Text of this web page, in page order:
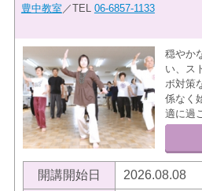
豊中教室 ／TEL 06-6857-1133
穏やか
い、ス
ボ対策
係なく
適に過
開講開始日 2026.08.08